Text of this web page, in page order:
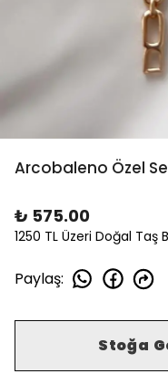
Arcobaleno Özel
₺ 575.00
1250 TL Üzeri Doğal Taş
Paylaş:
Stoğa